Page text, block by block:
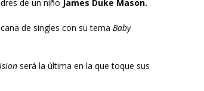
de un niño James Duke Mason.
de singles con su tema Baby
será la última en la que toque sus